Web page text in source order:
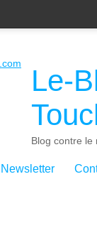
Le-
Blog contre le
Newsletter